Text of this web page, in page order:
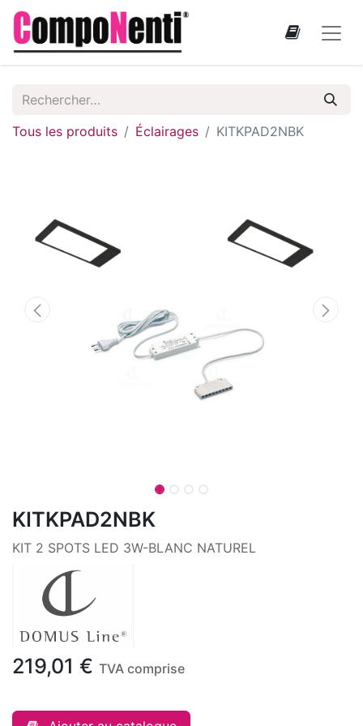
Tous les produits Éclairages KITKPAD2NBK
KITKPAD2NBK
KIT 2 SPOTS LED 3W-BLANC NATUREL
219,01 € TVA comprise